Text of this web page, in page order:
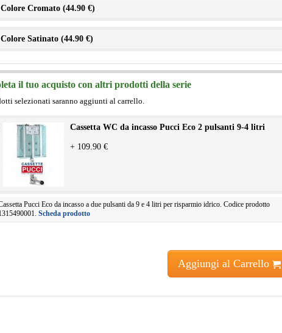
Colore Cromato (44.90 €)
Colore Satinato (44.90 €)
il tuo acquisto con altri prodotti della serie
selezionati saranno aggiunti al carrello.
Cassetta WC da incasso Pucci Eco 2 pulsanti 9-4 litri
+ 109.90 €
Pucci Eco da incasso a due pulsanti da 9 e 4 litri per risparmio idrico. Codice prodotto
Scheda prodotto
Aggiungi al Carrello